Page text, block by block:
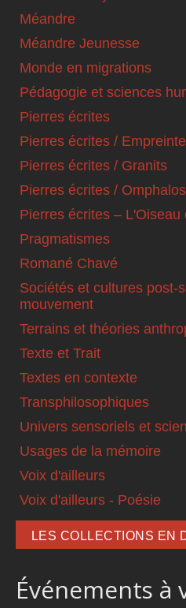
Méandre
Méandre Jeunesse
Monde en migrations
Pédagogie et sciences
Pierres écrites
Pierres écrites /
Pierres écrites / Granits
Pierres écrites / Omphalos
Pierres écrites – L'Oiseau
Pragmatismes
Romané Chavé
Sociétés et cultures post-
mouvement
Terrains et théories
Texte et Trait
Textes en contexte
Transphilosophiques
Univers sensoriels et
Usages de la mémoire
Voix d'ailleurs
Voix d'ailleurs - Poésie
LES COLLECTIONS EN
Événements à